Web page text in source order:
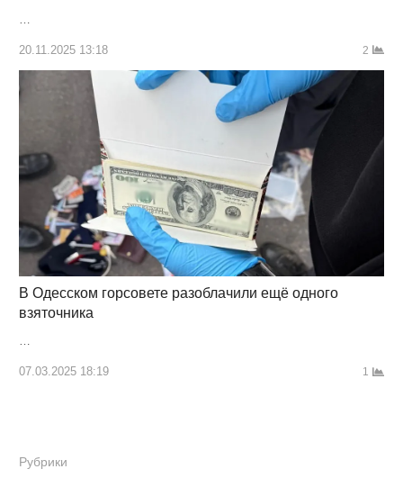
20.11.2025 13:18 2
В Одесском горсовете разоблачили ещё одного
взяточника
07.03.2025 18:19 1
Рубрики